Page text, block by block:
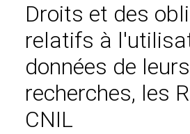
Droits et des
relatifs à
données de leurs
recherches, les
CNIL